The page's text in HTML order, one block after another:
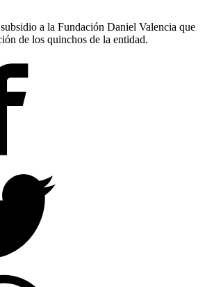
a la Fundación Daniel Valencia que
de los quinchos de la entidad.